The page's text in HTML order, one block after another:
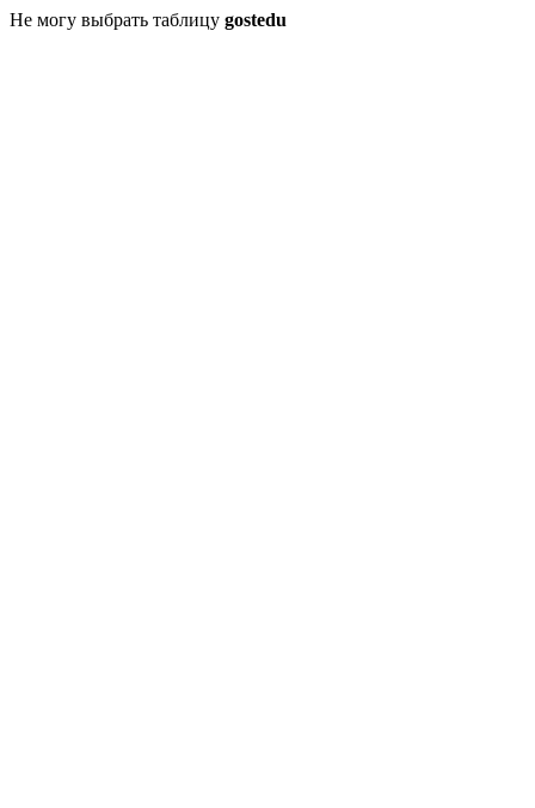
Не могу выбрать таблицу gostedu